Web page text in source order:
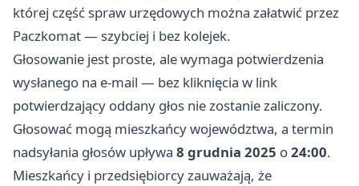
której część spraw urzędowych można załatwić przez
Paczkomat — szybciej i bez kolejek.
Głosowanie jest proste, ale wymaga potwierdzenia
wysłanego na e‑mail — bez kliknięcia w link
potwierdzający oddany głos nie zostanie zaliczony.
Głosować mogą mieszkańcy województwa, a termin
nadsyłania głosów upływa 8 grudnia 2025 o24:00.
Mieszkańcy i przedsiębiorcy zauważają, że